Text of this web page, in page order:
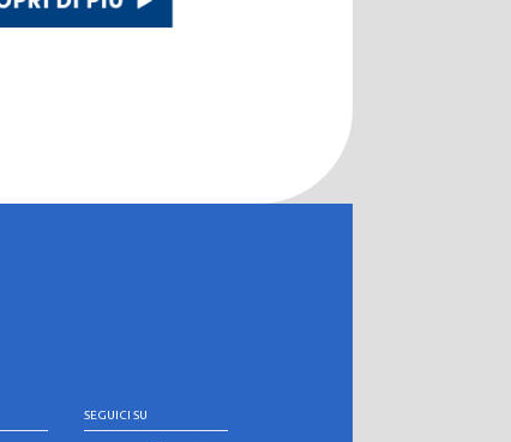
SEGUICI SU